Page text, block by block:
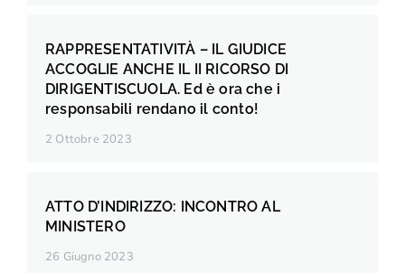
RAPPRESENTATIVITÀ – IL GIUDICE
ACCOGLIE ANCHE IL II RICORSO DI
DIRIGENTISCUOLA. Ed è ora che i
responsabili rendano il conto!
2 Ottobre 2023
ATTO D’INDIRIZZO: INCONTRO AL
MINISTERO
26 Giugno 2023